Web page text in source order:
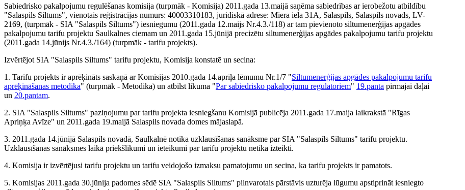
Sabiedrisko pakalpojumu regulēšanas komisija (turpmāk - Komisija) 2011.gada 13.maijā saņēma sabiedrības ar ierobežotu atbildību
"Salaspils Siltums", vienotais reģistrācijas numurs: 40003310183, juridiskā adrese: Miera iela 31A, Salaspils, Salaspils novads, LV-
2169, (turpmāk - SIA "Salaspils Siltums") iesniegumu (2011.gada 12.maijs Nr.4.3./118) ar tam pievienoto siltumenerģijas apgādes
pakalpojumu tarifu projektu Saulkalnes ciemam un 2011.gada 15.jūnijā precizētu siltumenerģijas apgādes pakalpojumu tarifu projektu
(2011.gada 14.jūnijs Nr.4.3./164) (turpmāk - tarifu projekts).
Izvērtējot SIA "Salaspils Siltums" tarifu projektu, Komisija konstatē un secina:
1. Tarifu projekts ir aprēķināts saskaņā ar Komisijas 2010.gada 14.aprīļa lēmumu Nr.1/7 "Siltumenerģijas apgādes pakalpojumu tarifu
aprēķināšanas metodika" (turpmāk - Metodika) un atbilst likuma "Par sabiedrisko pakalpojumu regulatoriem" 19.panta pirmajai daļai
un 20.pantam.
2. SIA "Salaspils Siltums" paziņojumu par tarifu projekta iesniegšanu Komisijā publicēja 2011.gada 17.maija laikrakstā "Rīgas
Apriņķa Avīze" un 2011.gada 19.maijā Salaspils novada domes mājaslapā.
3. 2011.gada 14.jūnijā Salaspils novadā, Saulkalnē notika uzklausīšanas sanāksme par SIA "Salaspils Siltums" tarifu projektu.
Uzklausīšanas sanāksmes laikā priekšlikumi un ieteikumi par tarifu projektu netika izteikti.
4. Komisija ir izvērtējusi tarifu projektu un tarifu veidojošo izmaksu pamatojumu un secina, ka tarifu projekts ir pamatots.
5. Komisijas 2011.gada 30.jūnija padomes sēdē SIA "Salaspils Siltums" pilnvarotais pārstāvis uzturēja lūgumu apstiprināt iesniegto